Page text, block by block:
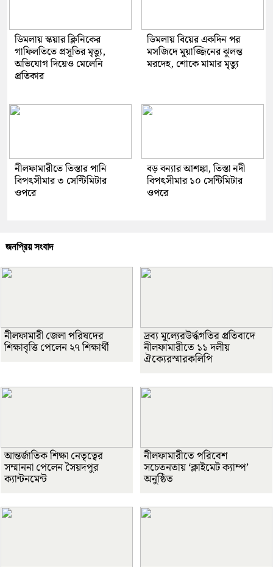
ডিমলায় স্কয়ার ক্লিনিকের
গাফিলতিতে প্রসূতির মৃত্যু,
অভিযোগ দিয়েও মেলেনি
প্রতিকার
ডিমলায় বিয়ের একদিন পর
মসজিদে মুয়াজ্জিনের ঝুলন্ত
মরদেহ, শোকে মামার মৃত্যু
নীলফামারীতে তিস্তার পানি
বিপৎসীমার ৩ সেণ্টিমিটার
ওপরে
বড় বন্যার আশঙ্কা, তিস্তা নদী
বিপৎসীমার ১০ সেন্টিমিটার
ওপরে
জনপ্রিয় সংবাদ
নীলফামারী জেলা পরিষদের
শিক্ষাবৃত্তি পেলেন ২৭ শিক্ষার্থী
দ্রব্য মূল্যেরউর্দ্ধগতির প্রতিবাদে
নীলফামারীতে ১১ দলীয়
ঐক্যেরস্মারকলিপি
আন্তর্জাতিক শিক্ষা নেতৃত্বের
সম্মাননা পেলেন সৈয়দপুর
ক্যান্টনমেন্ট
নীলফামারীতে পরিবেশ
সচেতনতায় ‘ক্লাইমেট ক্যাম্প’
অনুষ্ঠিত